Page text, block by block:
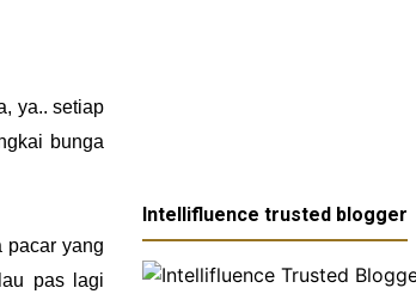
ya.. setiap
bunga
pacar yang
pas lagi
Intellifluence trusted blogger